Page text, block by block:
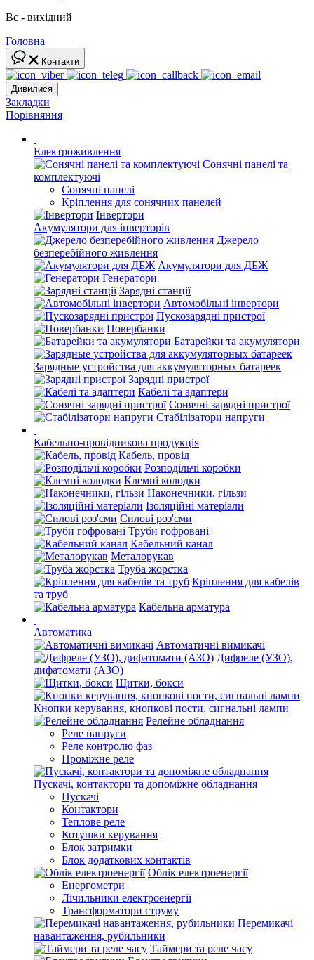
Вс - вихідний
Головна
Контакти
Дивилися
Закладки
Порівняння
Електроживлення
Сонячні панелі та
комплектуючі
Сонячні панелі
Кріплення для сонячних панелей
Інвертори
Акумулятори для інверторів
Джерело
безперебійного живлення
Акумулятори для ДБЖ
Генератори
Зарядні станції
Автомобільні інвертори
Пускозарядні пристрої
Повербанки
Батарейки та акумулятори
Зарядные устройства для аккумуляторных батареек
Зарядні пристрої
Кабелі та адаптери
Сонячні зарядні пристрої
Стабілізатори напруги
Кабельно-провідникова продукція
Кабель, провід
Розподільчі коробки
Клемні колодки
Наконечники, гільзи
Ізоляційні матеріали
Силові роз'єми
Труби гофровані
Кабельний канал
Металорукав
Труба жорстка
Кріплення для кабелів
та труб
Кабельна арматура
Автоматика
Автоматичні вимикачі
Дифреле (УЗО),
дифатомати (АЗО)
Щитки, бокси
Кнопки керування, кнопкові пости, сигнальні лампи
Релейне обладнання
Реле напруги
Реле контролю фаз
Проміжне реле
Пускачі, контактори та допоміжне обладнання
Пускачі
Контактори
Теплове реле
Котушки керування
Блок затримки
Блок додаткових контактів
Облік електроенергії
Енергометри
Лічильники електроенергії
Трансформатори струму
Перемикачі
навантаження, рубильники
Таймери та реле часу